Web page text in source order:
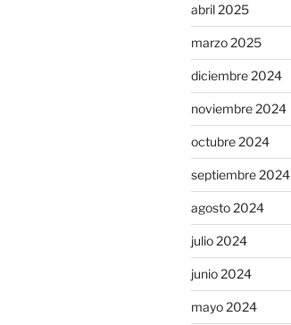
abril 2025
marzo 2025
diciembre 2024
noviembre 2024
octubre 2024
septiembre 2024
agosto 2024
julio 2024
junio 2024
mayo 2024